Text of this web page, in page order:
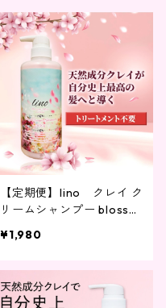
【定期便】lino クレイ ク
リームシャンプー blosso
¥1,980